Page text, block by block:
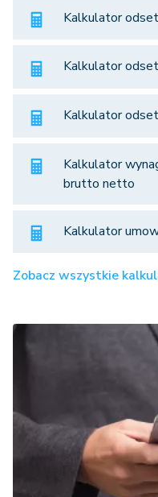
Kalkulator
Kalkulator
Kalkulator
Kalkulator
brutto netto
Kalkulator
Zobacz wszystkie